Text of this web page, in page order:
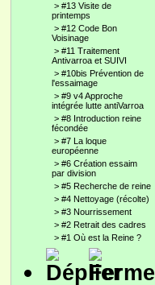
> #13 Visite de
printemps
> #12 Code Bon
Voisinage
> #11 Traitement
Antivarroa et SUIVI
> #10bis Prévention de
l'essaimage
> #9 v4 Approche
intégrée lutte antiVarroa
> #8 Introduction reine
fécondée
> #7 La loque
européenne
> #6 Création essaim
par division
> #5 Recherche de reine
> #4 Nettoyage (récolte)
> #3 Nourrissement
> #2 Retrait des cadres
> #1 Où est la Reine ?